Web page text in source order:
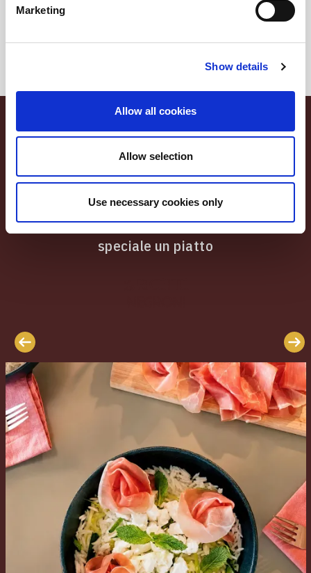
Marketing
Show details
Allow all cookies
Allow selection
Use necessary cookies only
Le ricette
Negroni
Tutte le idee, trucchi e segreti per rendere
speciale un piatto